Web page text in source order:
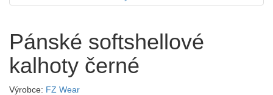
Pánské softshellové
kalhoty černé
Výrobce: FZ Wear